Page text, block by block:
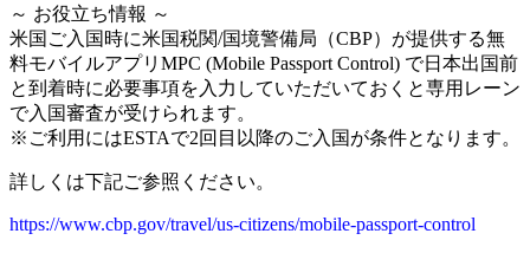
～ お役立ち情報 ～
米国ご入国時に米国税関/国境警備局（CBP）が提供する無
料モバイルアプリMPC (Mobile Passport Control) で日本出国前
と到着時に必要事項を入力していただいておくと専用レーン
で入国審査が受けられます。
※ご利用にはESTAで2回目以降のご入国が条件となります。
詳しくは下記ご参照ください。
https://www.cbp.gov/travel/us-citizens/mobile-passport-control